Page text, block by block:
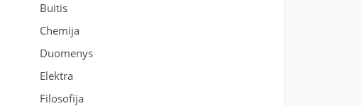
Buitis
Chemija
Duomenys
Elektra
Filosofija